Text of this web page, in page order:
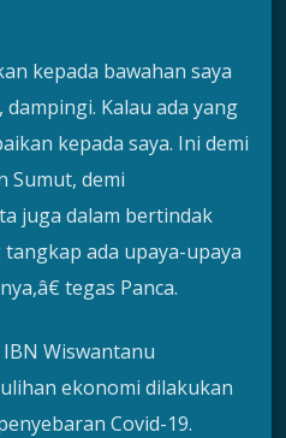
kepada bawahan saya
Kalau ada yang
kepada saya. Ini demi
Sumut, demi
juga dalam bertindak
ada upaya-upaya
tegas Panca.
Wiswantanu
ekonomi dilakukan
Covid-19.